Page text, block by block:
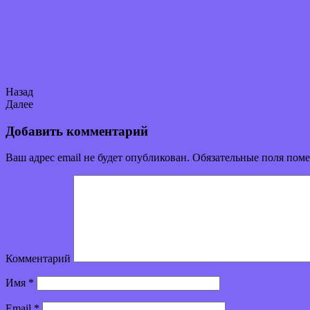
Назад
Далее
Добавить комментарий
Ваш адрес email не будет опубликован. Обязательные поля
Комментарий
Имя *